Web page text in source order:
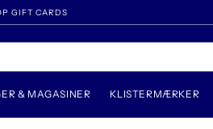
GIFT CARDS
& MAGASINER KLISTERMÆRKER